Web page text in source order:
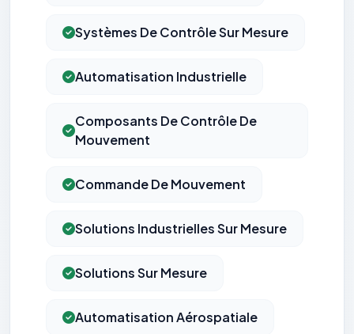
Systèmes De Contrôle Sur Mesure
Automatisation Industrielle
Composants De Contrôle De
Mouvement
Commande De Mouvement
Solutions Industrielles Sur Mesure
Solutions Sur Mesure
Automatisation Aérospatiale